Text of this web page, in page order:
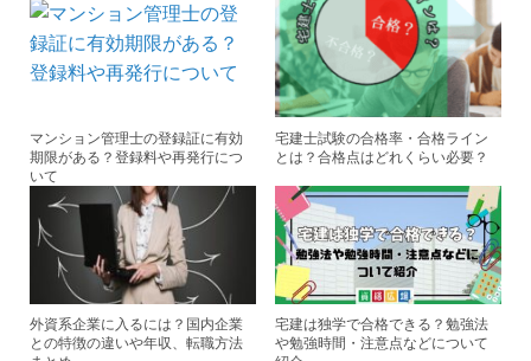
マンション管理士の登録証に有効
期限がある？登録料や再発行につ
いて
宅建士試験の合格率・合格ライン
とは？合格点はどれくらい必要？
外資系企業に入るには？国内企業
との特徴の違いや年収、転職方法
宅建は独学で合格できる？勉強法
や勉強時間・注意点などについて